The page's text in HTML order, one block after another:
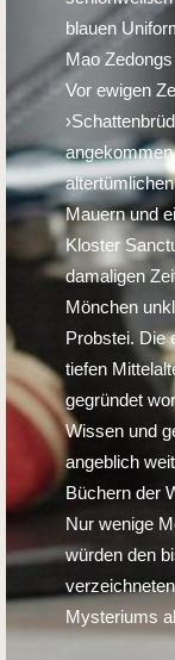
blauen
Mao
Vor ewigen
Mauern und
Kloster
damaligen
Mönchen
Probstei. Die
tiefen
gegründet
Wissen und
angeblich
Büchern der
Nur wenige
würden den
Mysteriums